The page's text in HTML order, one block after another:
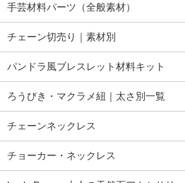
手芸材料パーツ（全般素材）
チェーン切売り｜素材別
パンドラ風ブレスレット材料キット
ろうびき・マクラメ紐｜太さ別一覧
チェーンネックレス
チョーカー・ネックレス